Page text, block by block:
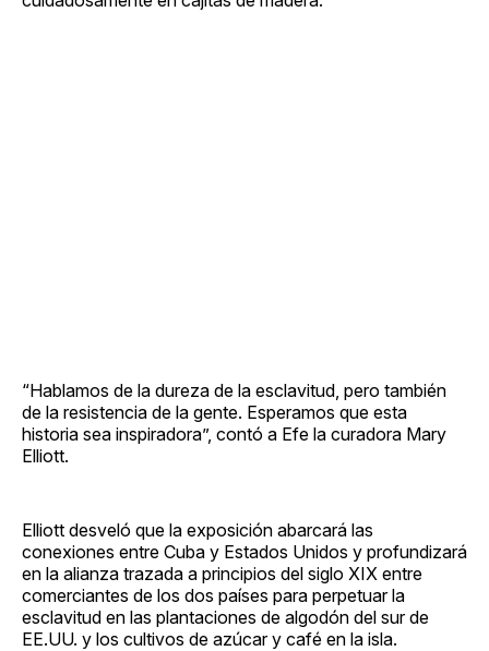
“Hablamos de la dureza de la esclavitud, pero también
de la resistencia de la gente. Esperamos que esta
historia sea inspiradora”, contó a Efe la curadora Mary
Elliott.
Elliott desveló que la exposición abarcará las
conexiones entre Cuba y Estados Unidos y profundizará
en la alianza trazada a principios del siglo XIX entre
comerciantes de los dos países para perpetuar la
esclavitud en las plantaciones de algodón del sur de
EE.UU. y los cultivos de azúcar y café en la isla.